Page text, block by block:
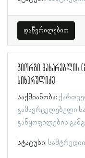
დაწვრილებით
გიორგი მახარებლის
სიხარულიძე
საქმიანობა:
გამავრცელებელი
განყოფილების
სტატუსი: